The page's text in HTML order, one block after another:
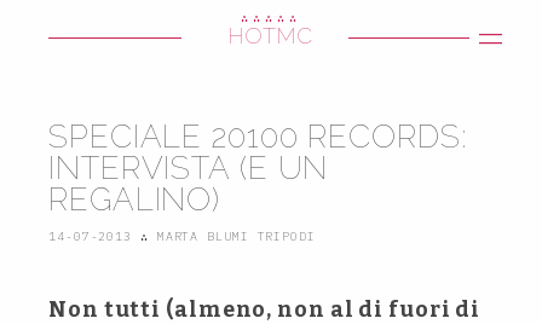
HOTMC
∴∴∴∴∴
SPECIALE 20100 RECORDS:
INTERVISTA (E UN
REGALINO)
14-07-2013 ∴ MARTA BLUMI TRIPODI
Non tutti (almeno, non al di fuori di